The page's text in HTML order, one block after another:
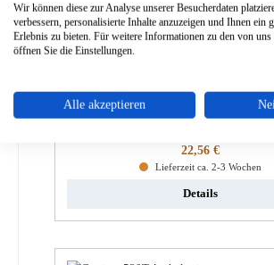
Produktnummer:
Regulärer Preis:
22,56 €
Lieferzeit ca. 2-3 Wochen
Details
Wir können diese zur Analyse unserer Besucherdaten
verbessern, personalisierte Inhalte anzuzeigen und Ihnen ein
Erlebnis zu bieten. Für weitere Informationen zu den von
öffnen Sie die Einstellungen.
Alle akzeptieren